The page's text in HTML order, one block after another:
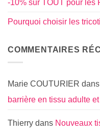
-10% sur TOUT pour les
Pourquoi choisir les
COMMENTAIRES
Marie COUTURIER dans
barrière en tissu adulte
Thierry dans Nouveaux